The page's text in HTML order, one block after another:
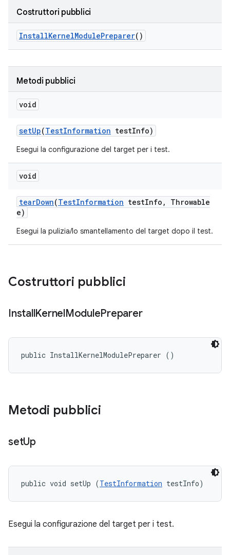
Costruttori pubblici
InstallKernelModulePreparer()
Metodi pubblici
void
setUp(TestInformation testInfo)
Esegui la configurazione del target per i test.
void
tearDown(TestInformation testInfo ,
Throwable
e)
Esegui la pulizia/lo smantellamento del target dopo il test.
Costruttori pubblici
InstallKernelModulePreparer
public InstallKernelModulePreparer ()
Metodi pubblici
setUp
public void setUp (TestInformation testInfo)
Esegui la configurazione del target per i test.